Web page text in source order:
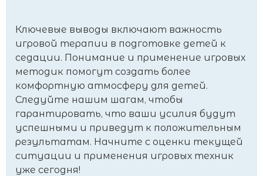
Ключевые выводы включают важность
игровой терапии в подготовке детей к
седации. Понимание и применение игровых
методик помогут создать более
комфортную атмосферу для детей.
Следуйте нашим шагам, чтобы
гарантировать, что ваши усилия будут
успешными и приведут к положительным
результатам. Начните с оценки текущей
ситуации и применения игровых техник
уже сегодня!